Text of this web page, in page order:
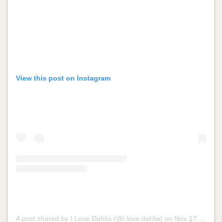
View this post on Instagram
A post shared by I Love Dahlia (@i.love.dahlia) on Nov 17, 2019 at 2:00am PST